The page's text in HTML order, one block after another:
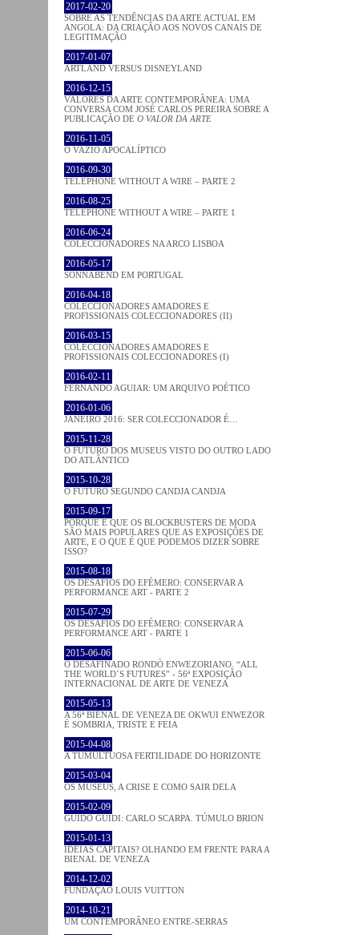
2017-02-20
SOBRE AS TENDÊNCIAS DA ARTE ACTUAL EM
ANGOLA: DA CRIAÇÃO AOS NOVOS CANAIS DE
LEGITIMAÇÃO
2017-01-07
ARTLAND VERSUS DISNEYLAND
2016-12-15
VALORES DA ARTE CONTEMPORÂNEA: UMA
CONVERSA COM JOSÉ CARLOS PEREIRA SOBRE A
PUBLICAÇÃO DE O VALOR DA ARTE
2016-11-05
O VAZIO APOCALÍPTICO
2016-09-30
TELEPHONE WITHOUT A WIRE – PARTE 2
2016-08-25
TELEPHONE WITHOUT A WIRE – PARTE 1
2016-06-24
COLECCIONADORES NA ARCO LISBOA
2016-05-17
SONNABEND EM PORTUGAL
2016-04-18
COLECCIONADORES AMADORES E
PROFISSIONAIS COLECCIONADORES (II)
2016-03-15
COLECCIONADORES AMADORES E
PROFISSIONAIS COLECCIONADORES (I)
2016-02-11
FERNANDO AGUIAR: UM ARQUIVO POÉTICO
2016-01-06
JANEIRO 2016: SER COLECCIONADOR É…
2015-11-28
O FUTURO DOS MUSEUS VISTO DO OUTRO LADO
DO ATLÂNTICO
2015-10-28
O FUTURO SEGUNDO CANDJA CANDJA
2015-09-17
PORQUE É QUE OS BLOCKBUSTERS DE MODA
SÃO MAIS POPULARES QUE AS EXPOSIÇÕES DE
ARTE, E O QUE É QUE PODEMOS DIZER SOBRE
ISSO?
2015-08-18
OS DESAFIOS DO EFÉMERO: CONSERVAR A
PERFORMANCE ART - PARTE 2
2015-07-29
OS DESAFIOS DO EFÉMERO: CONSERVAR A
PERFORMANCE ART - PARTE 1
2015-06-06
O DESAFINADO RONDÒ ENWEZORIANO. “ALL
THE WORLD´S FUTURES” - 56ª EXPOSIÇÃO
INTERNACIONAL DE ARTE DE VENEZA
2015-05-13
A 56ª BIENAL DE VENEZA DE OKWUI ENWEZOR
É SOMBRIA, TRISTE E FEIA
2015-04-08
A TUMULTUOSA FERTILIDADE DO HORIZONTE
2015-03-04
OS MUSEUS, A CRISE E COMO SAIR DELA
2015-02-09
GUIDO GUIDI: CARLO SCARPA. TÚMULO BRION
2015-01-13
IDEIAS CAPITAIS? OLHANDO EM FRENTE PARA A
BIENAL DE VENEZA
2014-12-02
FUNDAÇÃO LOUIS VUITTON
2014-10-21
UM CONTEMPORÂNEO ENTRE-SERRAS